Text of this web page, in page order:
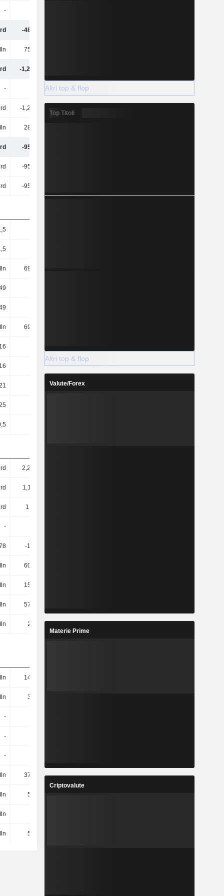
-
-486 Mln
757 Mln
-1,24 Mrd
- - -
-1,24 Mrd
289 Mln
-954 Mln
-954 Mln
-954 Mln
691 Mln
691 Mln
0,84 0,35 0,3
-
2,26 Mrd
1,11 Mrd
1,1 Mrd
-
-155,76
605 Mln
152 Mln
578 Mln
26 Mln
142 Mln
30 Mln
-
-
-
379 Mln 229 Mln 297 Mln
50 Mln
50 Mln
Altri top & flop
Top Titoli
Altri top & flop
Valute/Forex
Materie Prime
Criptovalute